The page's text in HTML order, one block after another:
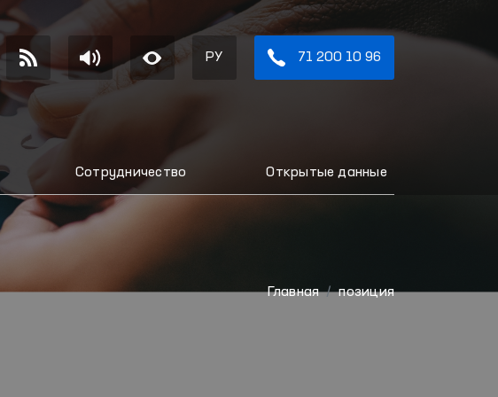
РУ 71 200 10 96
Сотрудничество Открытые данные
Главная позиция